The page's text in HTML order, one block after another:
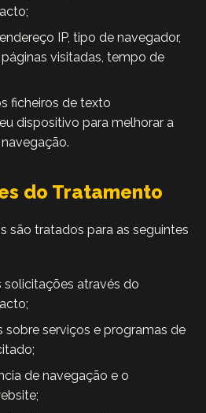
endereço IP, tipo de navegador,
visitadas, tempo de
ficheiros de texto
dispositivo para melhorar a
do Tratamento
são tratados para as seguintes
solicitações através do
sobre serviços e programas de
de navegação e o